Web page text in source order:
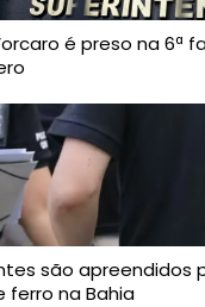
é preso na 6ª
são apreendidos
ferro na Bahia